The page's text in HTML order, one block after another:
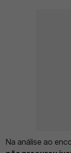
Na análise ao